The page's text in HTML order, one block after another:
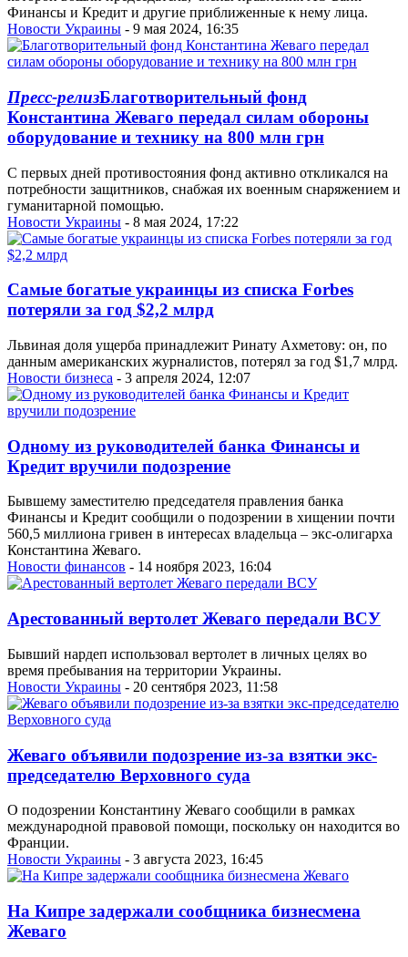
Финансы и Кредит и другие приближенные к нему лица.
Новости Украины - 9 мая 2024, 16:35
Пресс-релизБлаготворительный фонд
Константина Жеваго передал силам обороны
оборудование и технику на 800 млн грн
С первых дней противостояния фонд активно откликался на
потребности защитников, снабжая их военным снаряжением и
гуманитарной помощью.
Новости Украины - 8 мая 2024, 17:22
Самые богатые украинцы из списка Forbes
потеряли за год $2,2 млрд
Львиная доля ущерба принадлежит Ринату Ахметову: он, по
данным американских журналистов, потерял за год $1,7 млрд.
Новости бизнеса - 3 апреля 2024, 12:07
Одному из руководителей банка Финансы и
Кредит вручили подозрение
Бывшему заместителю председателя правления банка
Финансы и Кредит сообщили о подозрении в хищении почти
560,5 миллиона гривен в интересах владельца – экс-олигарха
Константина Жеваго.
Новости финансов - 14 ноября 2023, 16:04
Арестованный вертолет Жеваго передали ВСУ
Бывший нардеп использовал вертолет в личных целях во
время пребывания на территории Украины.
Новости Украины - 20 сентября 2023, 11:58
Жеваго объявили подозрение из-за взятки экс-
председателю Верховного суда
О подозрении Константину Жеваго сообщили в рамках
международной правовой помощи, поскольку он находится во
Франции.
Новости Украины - 3 августа 2023, 16:45
На Кипре задержали сообщника бизнесмена
Жеваго